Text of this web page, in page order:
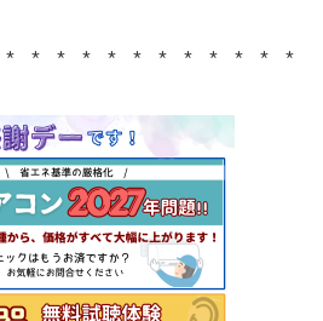
* * * * * * * * * * *